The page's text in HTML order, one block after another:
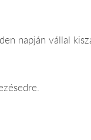
napján vállal